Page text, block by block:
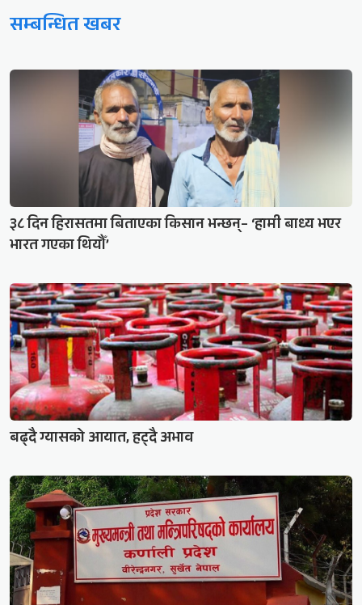
सम्बन्धित खबर
३८ दिन हिरासतमा बिताएका किसान भन्छन्– ‘हामी बाध्य भएर
भारत गएका थियौँ’
बढ्दै ग्यासको आयात, हट्दै अभाव